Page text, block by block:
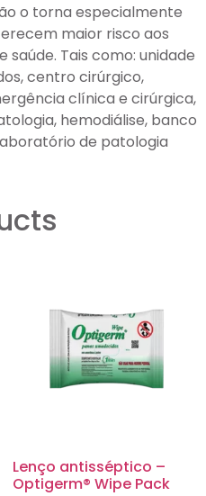
o torna especialmente
maior risco aos
saúde. Tais como: unidade
centro cirúrgico,
clínica e cirúrgica,
hemodiálise, banco
de patologia
Lenço antisséptico –
Optigerm® Wipe Pack